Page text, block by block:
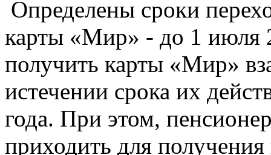
Определены сроки
карты «Мир» - до 1 июля
получить карты «Мир»
истечении срока их
года. При этом,
приходить для получения